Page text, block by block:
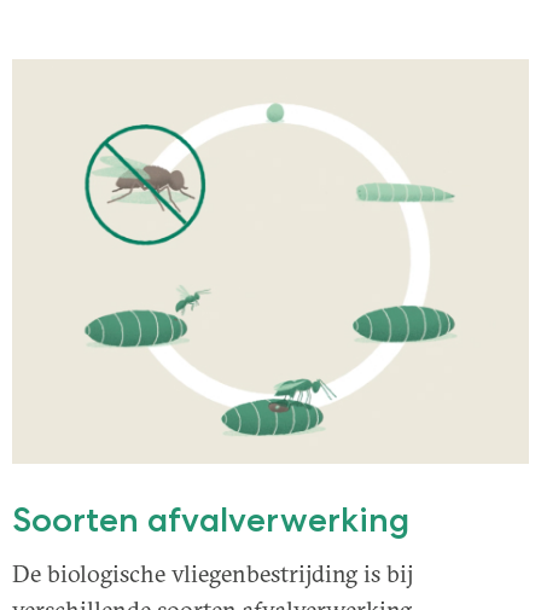
Soorten afvalverwerking
De biologische vliegenbestrijding is bij